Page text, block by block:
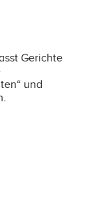
Gerichte
und